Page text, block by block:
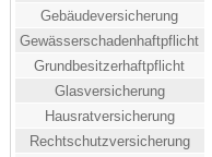
Gebäudeversicherung
Gewässerschadenhaftpflicht
Grundbesitzerhaftpflicht
Glasversicherung
Hausratversicherung
Rechtschutzversicherung